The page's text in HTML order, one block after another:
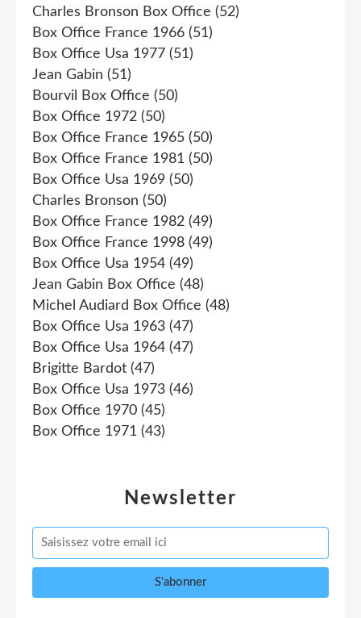
Newsletter
Charles Bronson Box Office (52)
Box Office France 1966 (51)
Box Office Usa 1977 (51)
Jean Gabin (51)
Bourvil Box Office (50)
Box Office 1972 (50)
Box Office France 1965 (50)
Box Office France 1981 (50)
Box Office Usa 1969 (50)
Charles Bronson (50)
Box Office France 1982 (49)
Box Office France 1998 (49)
Box Office Usa 1954 (49)
Jean Gabin Box Office (48)
Michel Audiard Box Office (48)
Box Office Usa 1963 (47)
Box Office Usa 1964 (47)
Brigitte Bardot (47)
Box Office Usa 1973 (46)
Box Office 1970 (45)
Box Office 1971 (43)